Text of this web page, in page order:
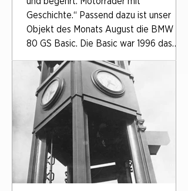
Geschichte.“ Passend dazu ist unser
Objekt des Monats August die BMW R
80 GS Basic. Die Basic war 1996 das
Zweiventil-Boxer-GS und ist heute unter
Sammlerinnen und Sammlern besonders
gesucht. Unser Exemplar ist dabei noch
mehr als nur ein seltenes Sondermodell:
Es steht zugleich für eine
außergewöhnliche Nutzungsgeschichte.
Ein Modell aus dem